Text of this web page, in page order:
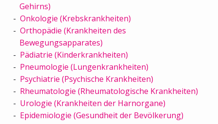
Gehirns)
Onkologie (Krebskrankheiten)
Orthopädie (Krankheiten des
Bewegungsapparates)
Pädiatrie (Kinderkrankheiten)
Pneumologie (Lungenkrankheiten)
Psychiatrie (Psychische Krankheiten)
Rheumatologie (Rheumatologische Krankheiten)
Urologie (Krankheiten der Harnorgane)
Epidemiologie (Gesundheit der Bevölkerung)